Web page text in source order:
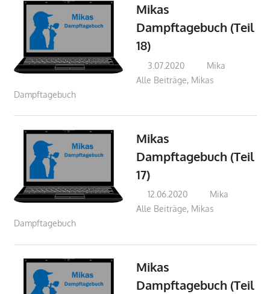
Mikas
Dampftagebuch (Teil
18)
3.07.2020
Mika
Alle Beiträge, Mikas
Dampftagebuch
Mikas
Dampftagebuch (Teil
17)
12.06.2020
Mika
Alle Beiträge, Mikas
Dampftagebuch
Mikas
Dampftagebuch (Teil